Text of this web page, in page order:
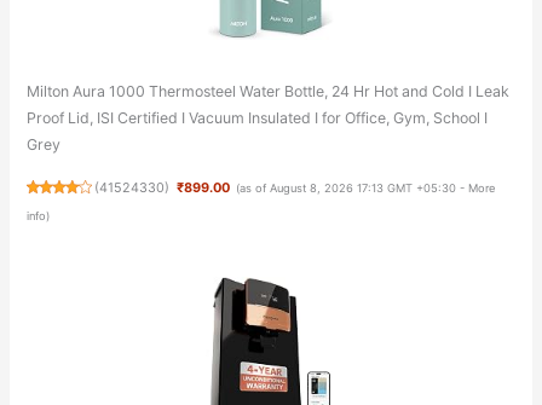
Milton Aura 1000 Thermosteel Water Bottle, 24 Hr Hot and Cold I Leak
Proof Lid, ISI Certified I Vacuum Insulated I for Office, Gym, School I
Grey
(41524330) ₹899.00 (as of August 8, 2026 17:13 GMT +05:30 - More
info)